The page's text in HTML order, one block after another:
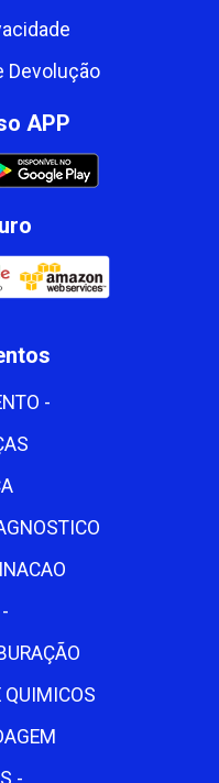
Devolução
APP
-
QUIMICOS
-